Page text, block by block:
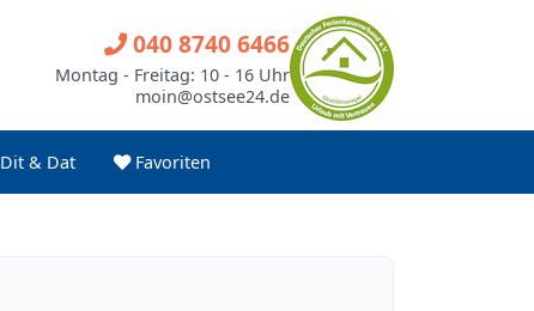
Dit & Dat Favoriten
040 8740 6466
Montag - Freitag: 10 - 16 Uhr
moin@ostsee24.de